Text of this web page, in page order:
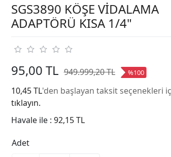
SGS3890 KÖŞE VİDALAMA
ADAPTÖRÜ KISA 1/4"
95,00 TL 949.999,20 TL %100
10,45 TL'den başlayan taksit seçenekleri
tıklayın.
Havale ile : 92,15 TL
Adet